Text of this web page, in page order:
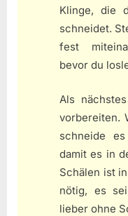
Klinge, die
schneidet.
fest
bevor du
Als
vorbereiten.
schneide
damit es in
Schälen ist
nötig, es
lieber ohne